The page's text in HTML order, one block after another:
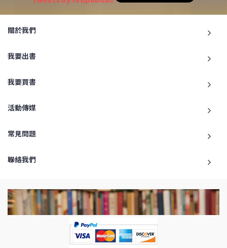
關於我們
我要出書
我要買書
活動傳媒
常見問題
聯絡我們